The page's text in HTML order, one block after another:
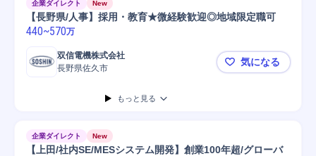
企業ダイレクト New
【長野県/人事】採用・教育★微経験歓迎◎地域限定職可
440~570万
双信電機株式会社
長野県佐久市
【長野県/
気になる
もっと見る
企業ダイレクト New
【上田/社内SE/MESシステム開発】創業100年超/グローバ